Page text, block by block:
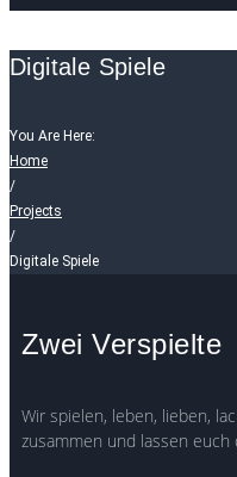
Digitale Spiele
You Are Here:
Home
/
Projects
/
Digitale Spiele
Zwei Verspielte
Wir spielen, leben, lieben,
zusammen und lassen euch